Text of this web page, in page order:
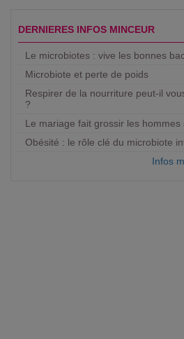
DERNIERES INFOS MINCEUR
Le microbiotes : vive les bonnes
Microbiote et perte de poids
Respirer de la nourriture peut-il
?
Le mariage fait grossir les hommes
Obésité : le rôle clé du microbiote
Infos